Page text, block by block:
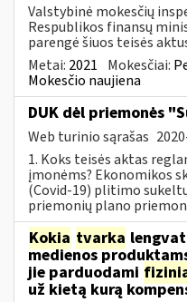
Valstybinė mokesčių
Respublikos finansų
parengė šiuos teisės
Metai: 2021 Mokesčiai:
Mokesčio naujiena
DUK dėl priemonės
Web turinio sąrašas
1. Koks teisės aktas
įmonėms? Ekonomikos
(Covid-19) plitimo
priemonių plano
Kokia tvarka
medienos
jie parduodami
už kietą kurą